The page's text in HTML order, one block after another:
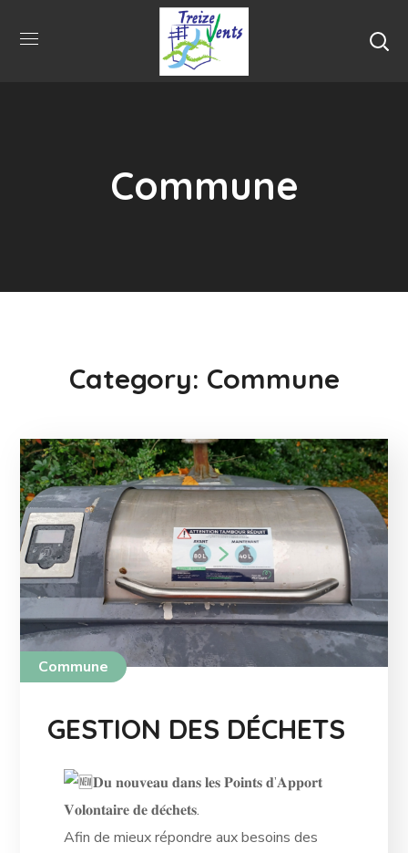
Commune
Category: Commune
Commune
GESTION DES DÉCHETS
𝐃𝐮 𝐧𝐨𝐮𝐯𝐞𝐚𝐮 𝐝𝐚𝐧𝐬 𝐥𝐞𝐬 𝐏𝐨𝐢𝐧𝐭𝐬 𝐝’𝐀𝐩𝐩𝐨𝐫𝐭
𝐕𝐨𝐥𝐨𝐧𝐭𝐚𝐢𝐫𝐞 𝐝𝐞 𝐝𝐞́𝐜𝐡𝐞𝐭𝐬.
Afin de mieux répondre aux besoins des